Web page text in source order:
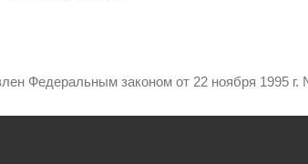
Федеральным законом от 22 ноября 1995